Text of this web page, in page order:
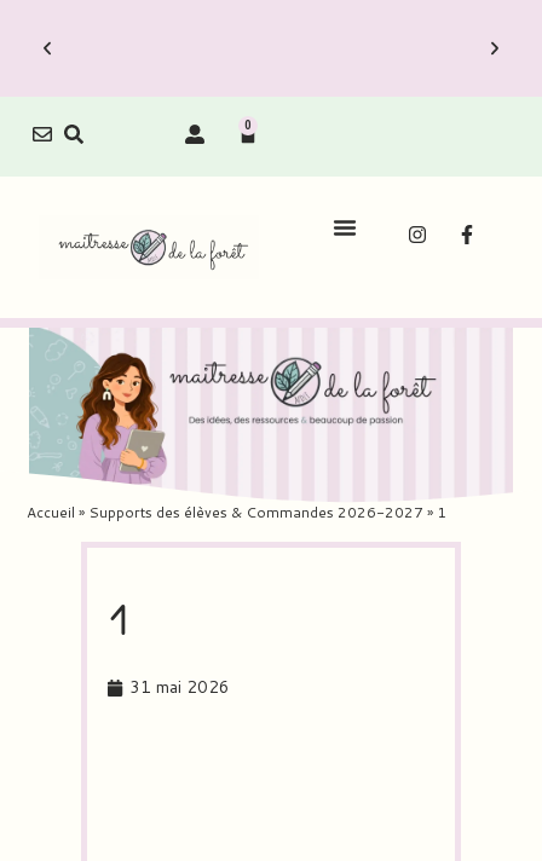
est dispo !
0
Accueil » Supports des élèves & Commandes 2026-2027 » 1
1
31 mai 2026